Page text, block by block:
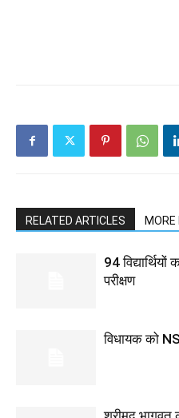
RELATED ARTICLES
94
परीक्षण
विधायक को